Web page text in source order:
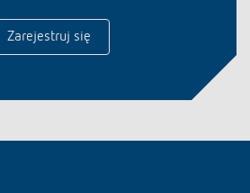
Zarejestruj się